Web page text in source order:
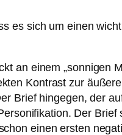
es sich um einen
an einem „sonnigen
Kontrast zur
Brief hingegen, der
Der
einen ersten